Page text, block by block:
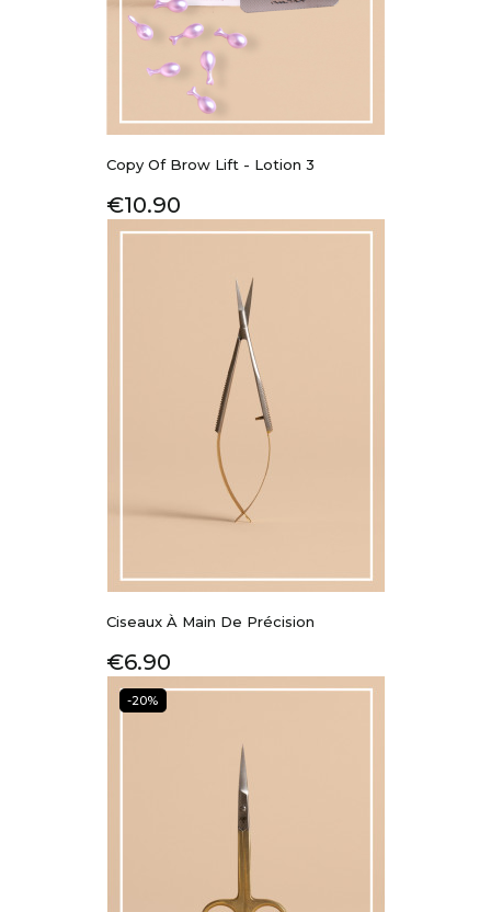
Copy Of Brow Lift - Lotion 3
Price
€10.90
Ciseaux À Main De Précision
Price
€6.90
-20%